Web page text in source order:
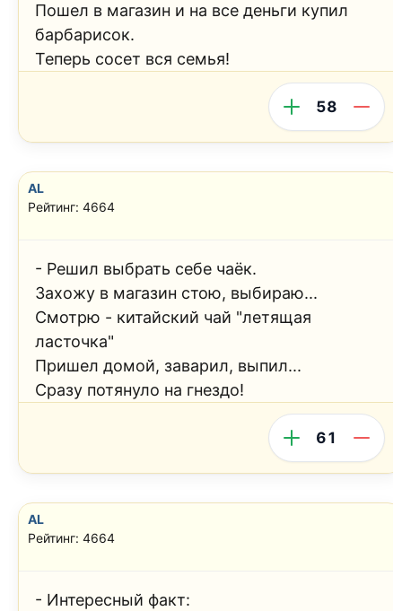
Пошел в магазин и на все деньги купил
барбарисок.
Теперь сосет вся семья!
58
AL
Рейтинг: 4664
- Решил выбрать себе чаёк.
Захожу в магазин стою, выбираю...
Смотрю - китайский чай "летящая
ласточка"
Пришел домой, заварил, выпил...
Сразу потянуло на гнездо!
61
AL
Рейтинг: 4664
- Интересный факт: